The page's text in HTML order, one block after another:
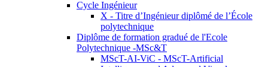
Cycle Ingénieur
X - Titre d’Ingénieur diplômé de l’École
polytechnique
Diplôme de formation gradué de l'Ecole
Polytechnique -MSc&T
MScT-AI-ViC - MScT-Artificial